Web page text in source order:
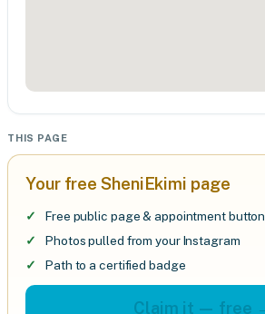
THIS PAGE
Your free SheniEkimi page
Free public page & appointment button
Photos pulled from your Instagram
Path to a certified badge
Claim it — free